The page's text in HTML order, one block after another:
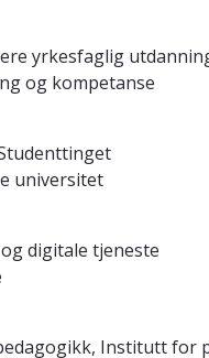
yrkesfaglig
og kompetanse
universitet
digitale tjeneste
Institutt for